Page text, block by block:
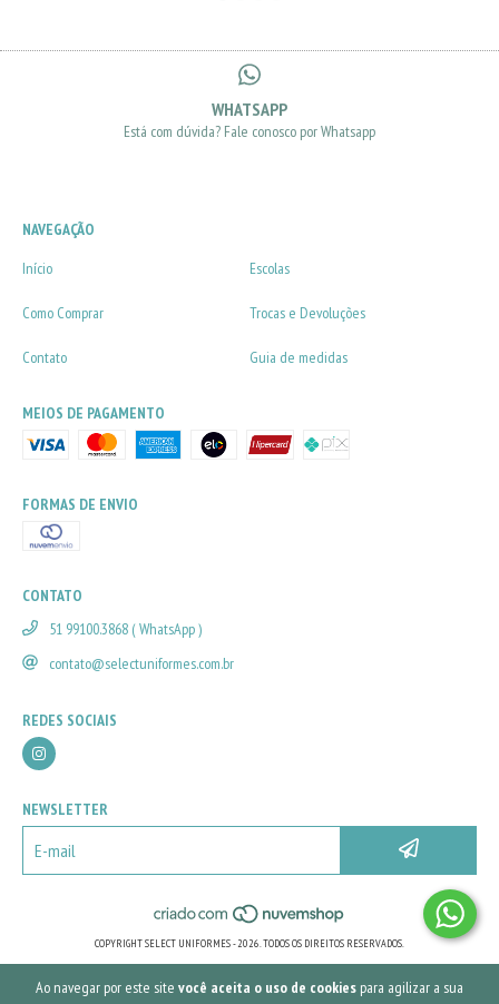
Ao navegar por este site você aceita o uso de cookies para agilizar a sua
WHATSAPP
Está com dúvida? Fale conosco por Whatsapp
NAVEGAÇÃO
Início
Escolas
Como Comprar Trocas e Devoluções
Contato Guia de medidas
MEIOS DE PAGAMENTO
FORMAS DE ENVIO
CONTATO
51 99100.3868 ( WhatsApp )
contato@selectuniformes.com.br
REDES SOCIAIS
NEWSLETTER
COPYRIGHT SELECT UNIFORMES - 2026. TODOS OS DIREITOS RESERVADOS.